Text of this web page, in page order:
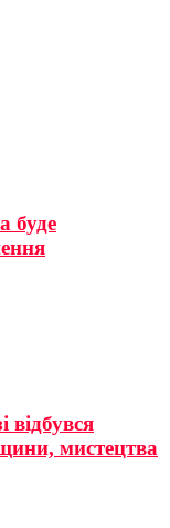
буде
відбувся
мистецтва